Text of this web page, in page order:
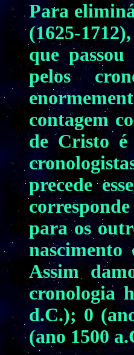
Para
(1625-
que
pelos
contagem
de Cristo é
precede
para os
Assim
cronologia
d.C.); 0
(ano 1500